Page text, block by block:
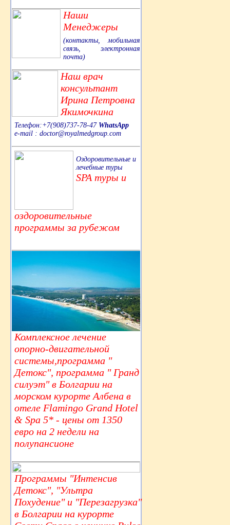
Наши
Менеджеры
(контакты, мобильная
связь, электронная
почта)
Наш врач
консультант
Ирина Петровна
Якимочкина
Телефон:+7(908)737-78-47 WhatsApp
e-mail : doctor@royalmedgroup.com
Оздоровительные и
лечебные туры
SPA туры и
оздоровительные
программы за рубежом
Комплексное лечение
опорно-двигательной
системы,программа "
Детокс", программа " Гранд
силуэт" в Болгарии на
морском курорте Албена в
отеле Flamingo Grand Hotel
& Spa 5* - цены от 1350
евро на 2 недели на
полупансионе
Программы "Интенсив
Детокс", "Ультра
Похудение" и "Перезагрузка"
в Болгарии на курорте